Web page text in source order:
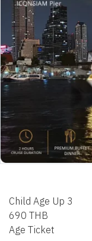
Child Age Up 3
690 THB
Age Ticket